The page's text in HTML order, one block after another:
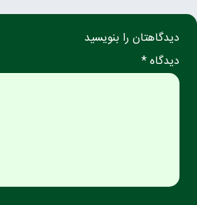
دیدگاهتان را بنویسید
دیدگاه *